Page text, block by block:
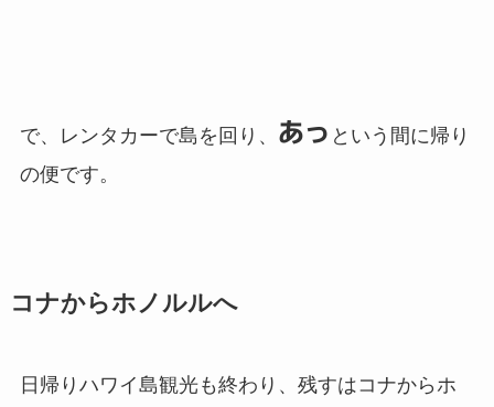
で、レンタカーで島を回り、 あっ という間に帰り
の便です。
コナからホノルルへ
日帰りハワイ島観光も終わり、残すはコナからホ